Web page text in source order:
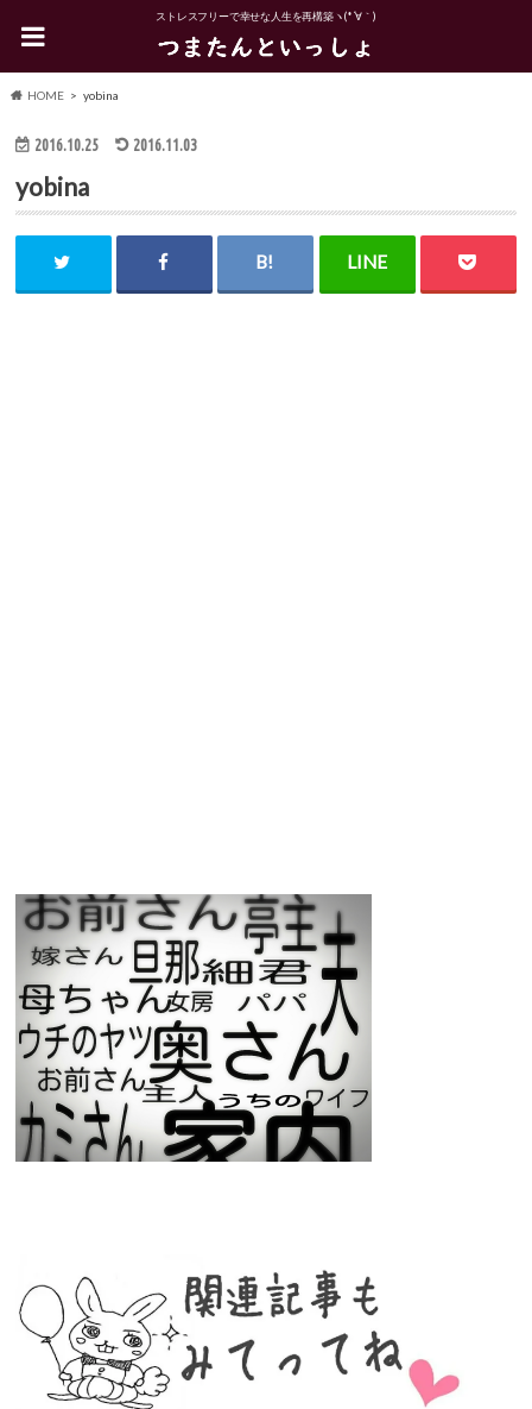
ストレスフリーで幸せな人生を再構築ヽ(*´∀｀)
HOME yobina
2016.10.25 2016.11.03
yobina